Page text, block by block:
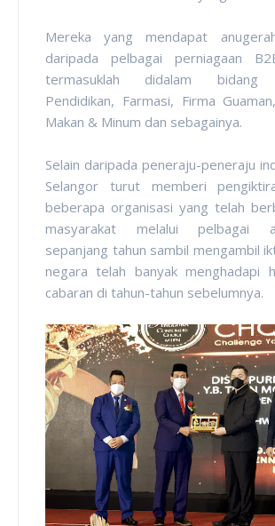
Mereka yang mendapat
daripada pelbagai perniagaan
termasuklah didalam bidang
Pendidikan, Farmasi, Firma
Makan & Minum dan sebagainya.
Selain daripada peneraju-peneraju
Selangor turut memberi
beberapa organisasi yang telah
masyarakat melalui pelbagai
sepanjang tahun sambil mengambil
negara telah banyak menghadapi
cabaran di tahun-tahun sebelumnya.